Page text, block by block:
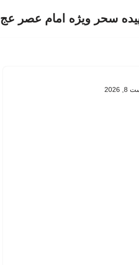
سحر ویژه امام عصر عج
2026